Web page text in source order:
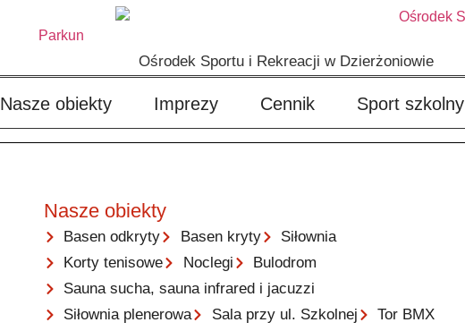
Ośrodek Sportu i Rekreacji w Dzierżoniowie
Nasze obiekty Imprezy Cennik Sport szkolny
Nasze obiekty
Basen odkryty Basen kryty
Siłownia
Korty tenisowe
Noclegi
Bulodrom
Sauna sucha, sauna infrared i jacuzzi
Siłownia plenerowa
Sala przy ul. Szkolnej
Tor BMX